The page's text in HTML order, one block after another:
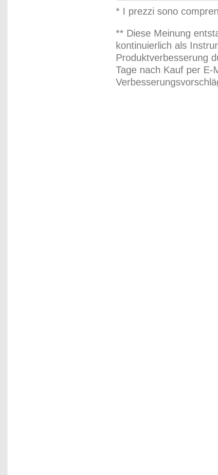
* I prezzi sono
** Diese Meinung
kontinuierlich als
Produktverbesserung
Tage nach Kauf per E-